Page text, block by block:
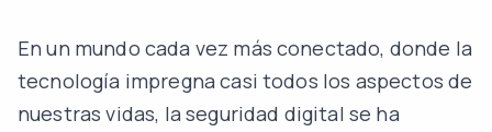
En un mundo cada vez más conectado, donde la
tecnología impregna casi todos los aspectos de
nuestras vidas, la seguridad digital se ha